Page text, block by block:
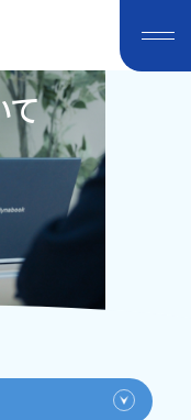
て